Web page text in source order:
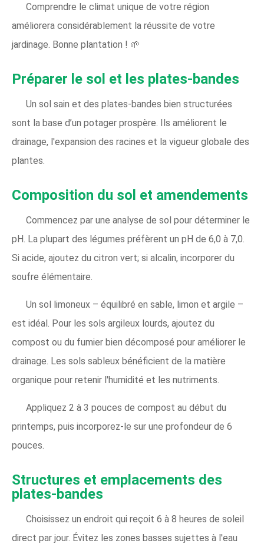
Comprendre le climat unique de votre région
améliorera considérablement la réussite de votre
jardinage. Bonne plantation ! 🌱
Préparer le sol et les plates-bandes
Un sol sain et des plates-bandes bien structurées
sont la base d’un potager prospère. Ils améliorent le
drainage, l'expansion des racines et la vigueur globale des
plantes.
Composition du sol et amendements
Commencez par une analyse de sol pour déterminer le
pH. La plupart des légumes préfèrent un pH de 6,0 à 7,0.
Si acide, ajoutez du citron vert; si alcalin, incorporer du
soufre élémentaire.
Un sol limoneux – équilibré en sable, limon et argile –
est idéal. Pour les sols argileux lourds, ajoutez du
compost ou du fumier bien décomposé pour améliorer le
drainage. Les sols sableux bénéficient de la matière
organique pour retenir l'humidité et les nutriments.
Appliquez 2 à 3 pouces de compost au début du
printemps, puis incorporez-le sur une profondeur de 6
pouces.
Structures et emplacements des
plates-bandes
Choisissez un endroit qui reçoit 6 à 8 heures de soleil
direct par jour. Évitez les zones basses sujettes à l'eau